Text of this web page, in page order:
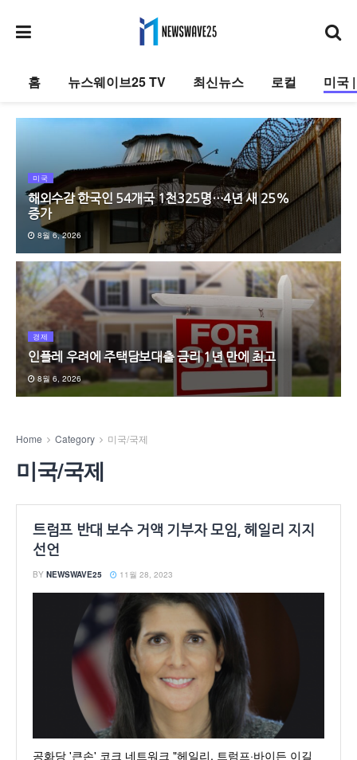
홈 뉴스웨이브25 TV 최신뉴스 로컬 미국
미국
해외수감 한국인 54개국 1천325명…4년 새 25%
증가
8월 6, 2026
경제
인플레 우려에 주택담보대출 금리 1년 만에 최고
8월 6, 2026
Home Category 미국/국제
미국/국제
트럼프 반대 보수 거액 기부자 모임, 헤일리 지지
선언
BY NEWSWAVE25 11월 28, 2023
공화당 '큰손' 코크 네트워크 "헤일리, 트럼프·바이든 이길